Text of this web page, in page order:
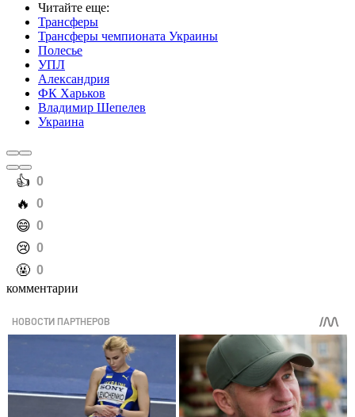
Читайте еще:
Трансферы
Трансферы чемпионата Украины
Полесье
УПЛ
Александрия
ФК Харьков
Владимир Шепелев
Украина
️👍 0
️🔥 0
️😄 0
️😢 0
️🤬 0
комментарии